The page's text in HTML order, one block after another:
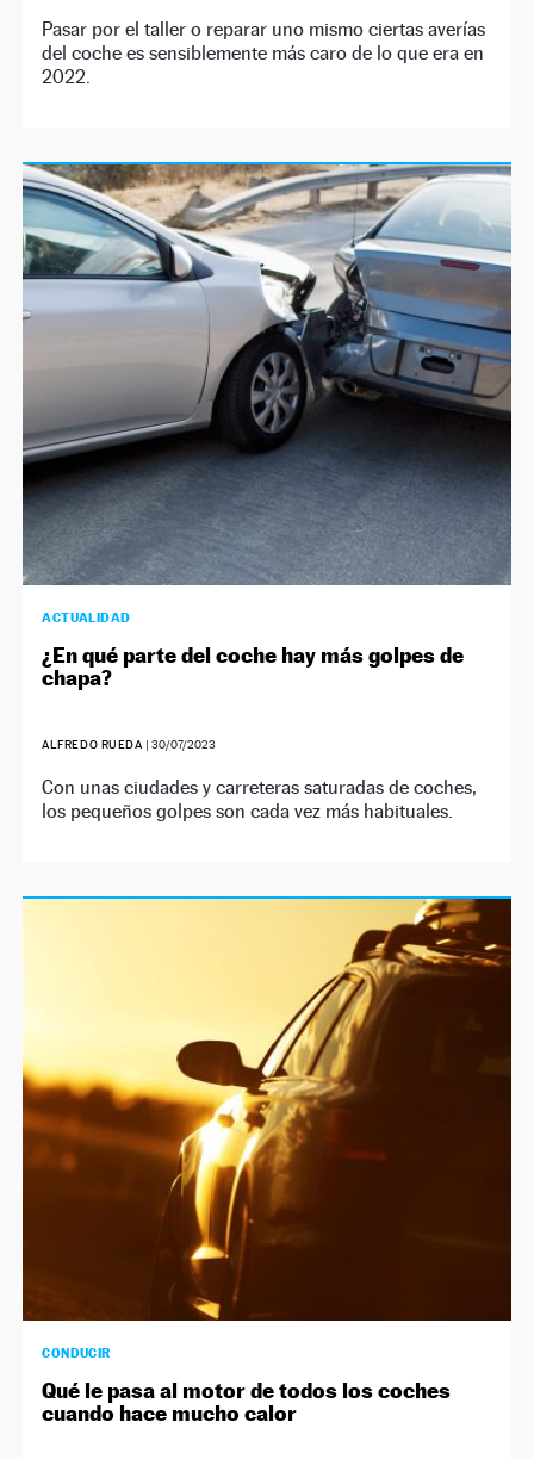
Pasar por el taller o reparar uno mismo ciertas averías
del coche es sensiblemente más caro de lo que era en
2022.
ACTUALIDAD
¿En qué parte del coche hay más golpes de
chapa?
ALFREDO RUEDA | 30/07/2023
Con unas ciudades y carreteras saturadas de coches,
los pequeños golpes son cada vez más habituales.
CONDUCIR
Qué le pasa al motor de todos los coches
cuando hace mucho calor